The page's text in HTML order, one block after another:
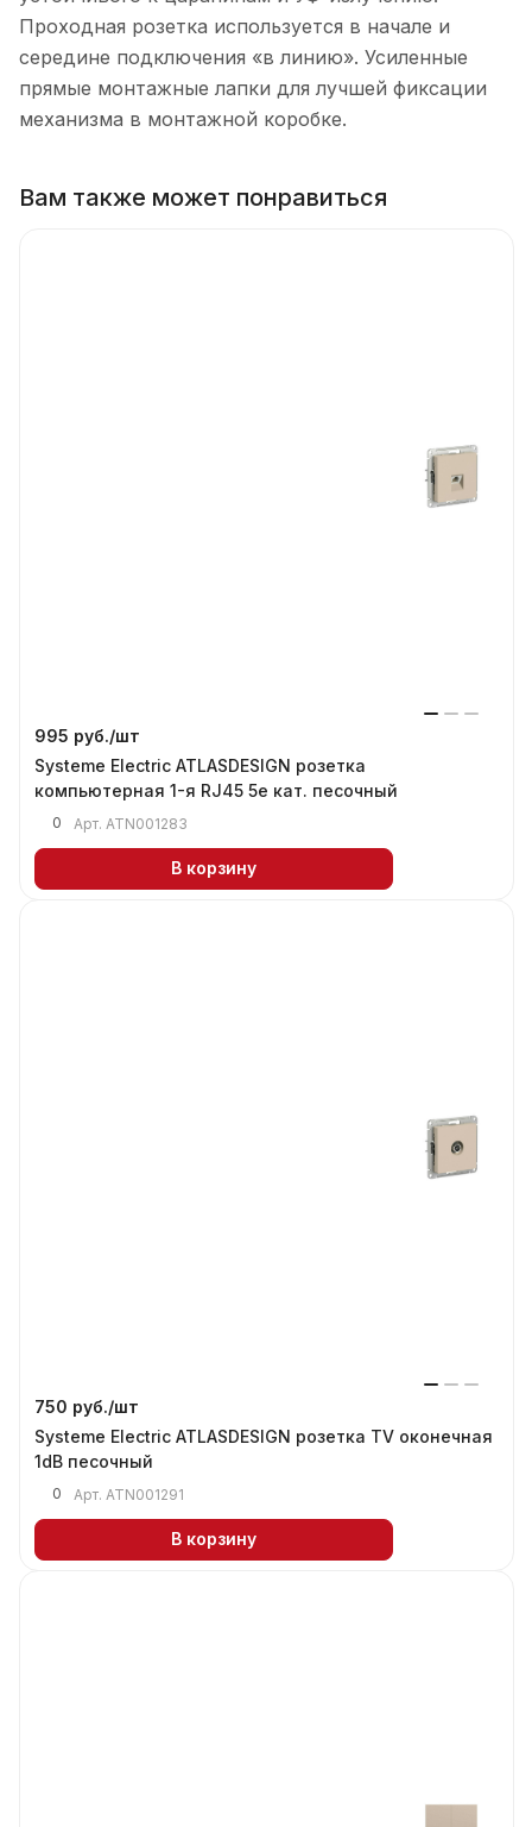
Проходная розетка используется в начале и
середине подключения «в линию». Усиленные
прямые монтажные лапки для лучшей фиксации
механизма в монтажной коробке.
Вам также может понравиться
995 руб./шт
Systeme Electric ATLASDESIGN розетка
компьютерная 1-я RJ45 5е кат. песочный
0 Арт. ATN001283
В корзину
750 руб./шт
Systeme Electric ATLASDESIGN розетка TV оконечная
1dB песочный
0 Арт. ATN001291
В корзину